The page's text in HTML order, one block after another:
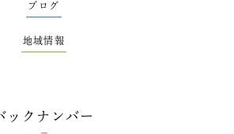
ブログ
地域情報
ックナンバー